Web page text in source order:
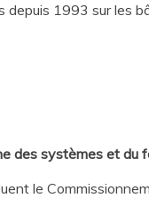
depuis 1993 sur les
des systèmes et du
le